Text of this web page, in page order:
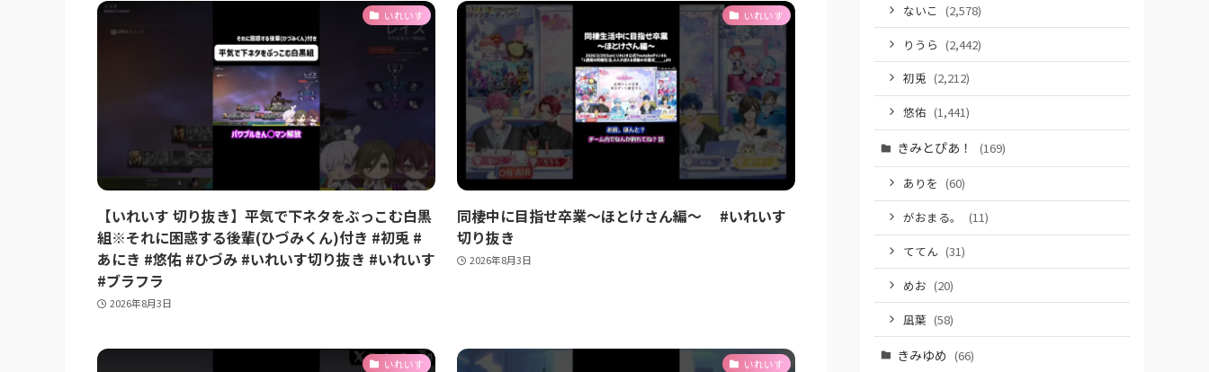
いれいす
【いれいす 切り抜き】平気で下ネタをぶっこむ白黒
組※それに困惑する後輩(ひづみくん)付き #初兎 #
あにき #悠佑 #ひづみ #いれいす切り抜き #いれいす
#ブラフラ
2026年8月3日
いれいす
同棲中に目指せ卒業〜ほとけさん編〜 #いれいす
切り抜き
2026年8月3日
いれいす いれいす
ないこ (2,578)
りうら (2,442)
初兎 (2,212)
悠佑 (1,441)
きみとぴあ！ (169)
ありを (60)
がおまる。
(11)
ててん (31)
めお (20)
凪葉 (58)
きみゆめ (66)